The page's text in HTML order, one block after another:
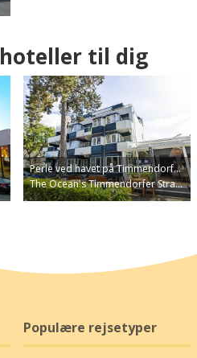
til dig
Perle ved havet på Timmendorf…
The Ocean's Timmendorfer Stra…
Populære rejsetyper